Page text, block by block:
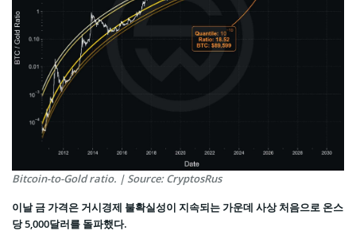
Bitcoin-to-Gold ratio. | Source: CryptosRus
이날 금 가격은 거시경제 불확실성이 지속되는 가운데 사상 처음으로 온스
당 5,000달러를 돌파했다.